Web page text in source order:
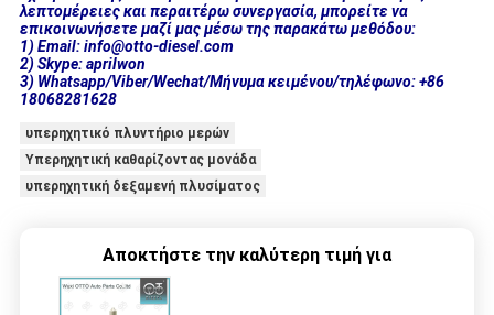
λεπτομέρειες και περαιτέρω συνεργασία, μπορείτε να
επικοινωνήσετε μαζί μας μέσω της παρακάτω μεθόδου:
1) Email: info@otto-diesel.com
2) Skype: aprilwon
3) Whatsapp/Viber/Wechat/Μήνυμα κειμένου/τηλέφωνο: +86
18068281628
υπερηχητικό πλυντήριο μερών
Υπερηχητική καθαρίζοντας μονάδα
υπερηχητική δεξαμενή πλυσίματος
Αποκτήστε την καλύτερη τιμή για